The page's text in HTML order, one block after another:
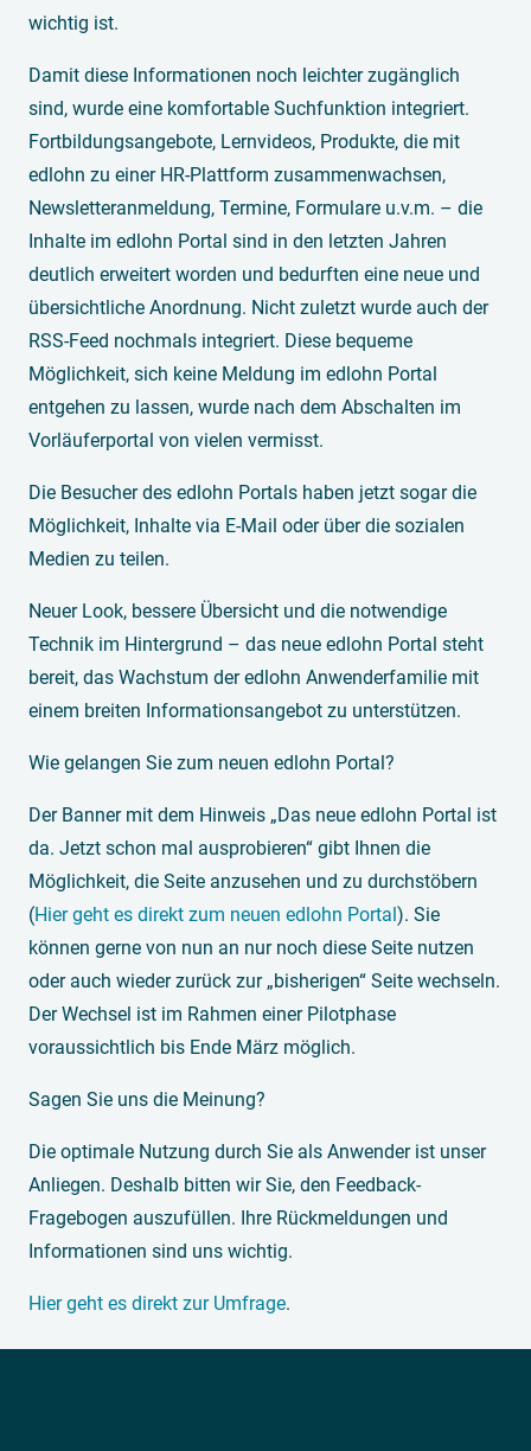
wichtig ist.
Damit diese Informationen noch leichter zugänglich
sind, wurde eine komfortable Suchfunktion integriert.
Fortbildungsangebote, Lernvideos, Produkte, die mit
edlohn zu einer HR-Plattform zusammenwachsen,
Newsletteranmeldung, Termine, Formulare u.v.m. – die
Inhalte im edlohn Portal sind in den letzten Jahren
deutlich erweitert worden und bedurften eine neue und
übersichtliche Anordnung. Nicht zuletzt wurde auch der
RSS-Feed nochmals integriert. Diese bequeme
Möglichkeit, sich keine Meldung im edlohn Portal
entgehen zu lassen, wurde nach dem Abschalten im
Vorläuferportal von vielen vermisst.
Die Besucher des edlohn Portals haben jetzt sogar die
Möglichkeit, Inhalte via E-Mail oder über die sozialen
Medien zu teilen.
Neuer Look, bessere Übersicht und die notwendige
Technik im Hintergrund – das neue edlohn Portal steht
bereit, das Wachstum der edlohn Anwenderfamilie mit
einem breiten Informationsangebot zu unterstützen.
Wie gelangen Sie zum neuen edlohn Portal?
Der Banner mit dem Hinweis „Das neue edlohn Portal ist
da. Jetzt schon mal ausprobieren“ gibt Ihnen die
Möglichkeit, die Seite anzusehen und zu durchstöbern
(Hier geht es direkt zum neuen edlohn Portal ). Sie
können gerne von nun an nur noch diese Seite nutzen
oder auch wieder zurück zur „bisherigen“ Seite wechseln.
Der Wechsel ist im Rahmen einer Pilotphase
voraussichtlich bis Ende März möglich.
Sagen Sie uns die Meinung?
Die optimale Nutzung durch Sie als Anwender ist unser
Anliegen. Deshalb bitten wir Sie, den Feedback-
Fragebogen auszufüllen. Ihre Rückmeldungen und
Informationen sind uns wichtig.
Hier geht es direkt zur Umfrage.